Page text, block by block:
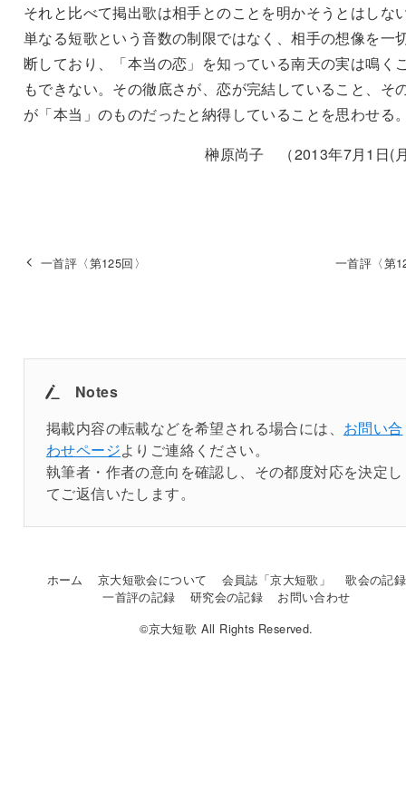
それと比べて掲出歌は相手とのことを明かそうとはしな
単なる短歌という音数の制限ではなく、相手の想像を一
断しており、「本当の恋」を知っている南天の実は鳴く
もできない。その徹底さが、恋が完結していること、そ
が「本当」のものだったと納得していることを思わせる
榊原尚子 （2013年7月1日(
一首評〈第125回〉 一首評〈第
Notes
掲載内容の転載などを希望される場合には、 お問い合
わせページよりご連絡ください。
執筆者・作者の意向を確認し、その都度対応を決定し
てご返信いたします。
ホーム 京大短歌会について 会員誌「京大短歌」
歌会の記録
一首評の記録
研究会の記録
お問い合わせ
©京大短歌 All Rights Reserved.